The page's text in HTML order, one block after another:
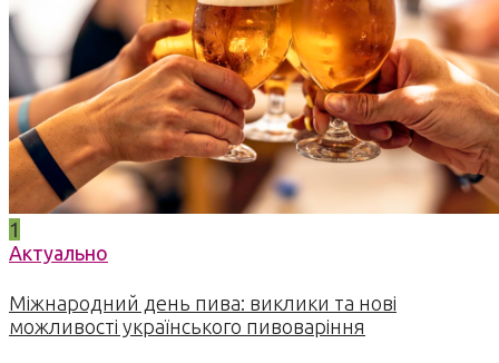
1
Актуально
Міжнародний день пива: виклики та нові
можливості українського пивоваріння